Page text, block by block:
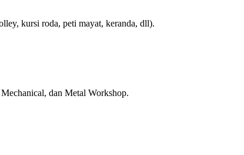
kursi roda, peti mayat, keranda, dll).
dan Metal Workshop.